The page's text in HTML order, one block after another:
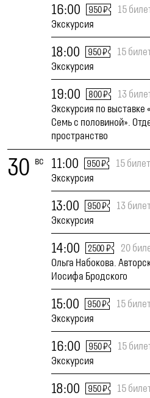
16:00 950 ₽
15
Экскурсия
18:00 950 ₽
15
Экскурсия
19:00 800 ₽
13
Экскурсия по выставке
Семь с половиной».
пространство
30 вс 11:00 950 ₽
15
Экскурсия
13:00 950 ₽
13
Экскурсия
14:00 2500 ₽
20
Ольга Набокова.
Иосифа Бродского
15:00 950 ₽
15
Экскурсия
16:00 950 ₽
15
Экскурсия
18:00 950 ₽
15